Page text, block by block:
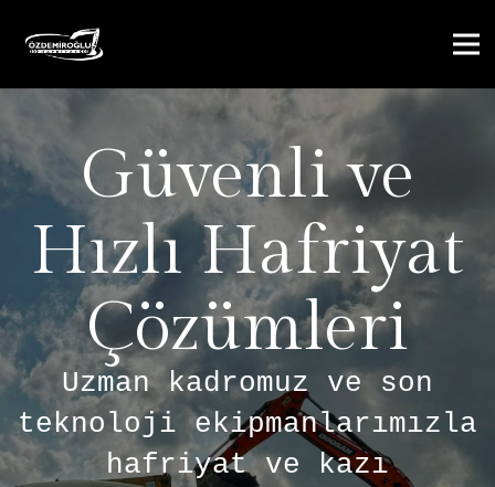
Dayanıklı ve
Estetik Taş
Duvarlar
Doğal taş kullanarak hem
estetik hem de güçlü